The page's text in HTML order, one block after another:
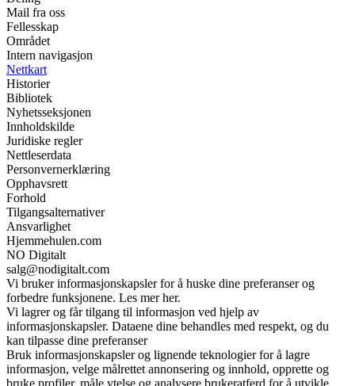
Mail fra oss
Fellesskap
Området
Intern navigasjon
Nettkart
Historier
Bibliotek
Nyhetsseksjonen
Innholdskilde
Juridiske regler
Nettleserdata
Personvernerklæring
Opphavsrett
Forhold
Tilgangsalternativer
Ansvarlighet
Hjemmehulen.com
NO Digitalt
salg@nodigitalt.com
Vi bruker informasjonskapsler for å huske dine preferanser og
forbedre funksjonene. Les mer her.
Vi lagrer og får tilgang til informasjon ved hjelp av
informasjonskapsler. Dataene dine behandles med respekt, og du
kan tilpasse dine preferanser
Bruk informasjonskapsler og lignende teknologier for å lagre
informasjon, velge målrettet annonsering og innhold, opprette og